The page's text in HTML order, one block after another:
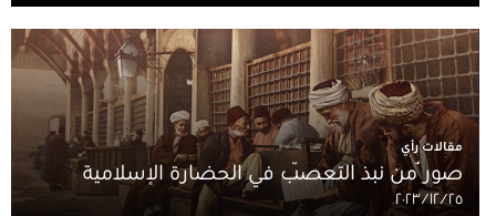
مقالات رأي
صورٌ من نبذ التعصّب في الحضارة الإسلامية
٢٥‏/١٢‏/٢٠٢٣